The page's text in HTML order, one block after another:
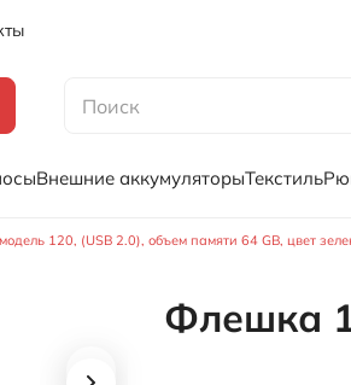
Внешние аккумуляторыТекстиль
120, (USB 2.0), объем памяти 64 GB, цвет
Флешка